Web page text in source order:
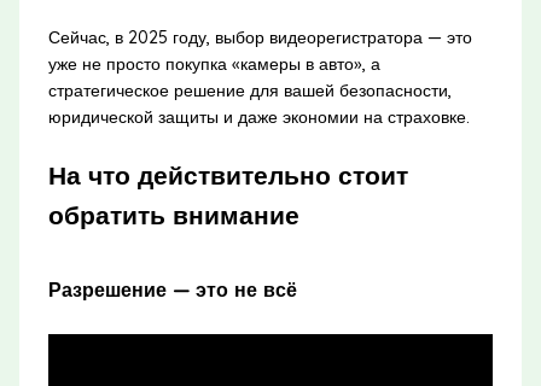
Сейчас, в 2025 году, выбор видеорегистратора — это
уже не просто покупка «камеры в авто», а
стратегическое решение для вашей безопасности,
юридической защиты и даже экономии на страховке.
На что действительно стоит
обратить внимание
Разрешение — это не всё